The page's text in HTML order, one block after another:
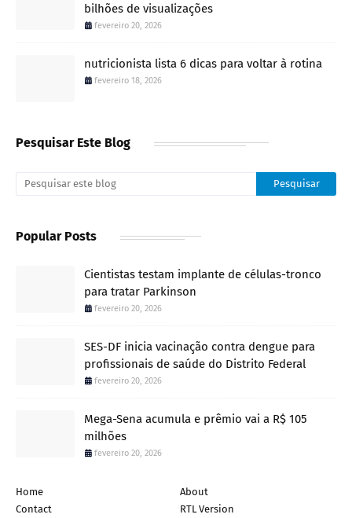
bilhões de visualizações
fevereiro 20, 2026
nutricionista lista 6 dicas para voltar à rotina
fevereiro 18, 2026
Pesquisar Este Blog
Popular Posts
Cientistas testam implante de células-tronco
para tratar Parkinson
fevereiro 20, 2026
SES-DF inicia vacinação contra dengue para
profissionais de saúde do Distrito Federal
fevereiro 20, 2026
Mega-Sena acumula e prêmio vai a R$ 105
milhões
fevereiro 20, 2026
Home
About
Contact
RTL Version